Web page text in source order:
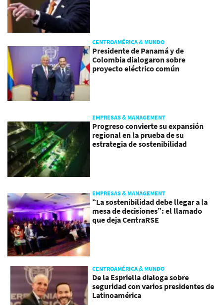
CENTROAMÉRICA & MUNDO
Presidente de Panamá y de
Colombia dialogaron sobre
proyecto eléctrico común
EMPRESAS & MANAGEMENT
Progreso convierte su expansión
regional en la prueba de su
estrategia de sostenibilidad
EMPRESAS & MANAGEMENT
“La sostenibilidad debe llegar a la
mesa de decisiones”: el llamado
que deja CentraRSE
CENTROAMÉRICA & MUNDO
De la Espriella dialoga sobre
seguridad con varios presidentes de
Latinoamérica